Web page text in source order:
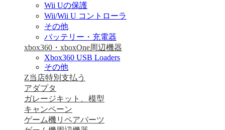
Wii Uの保護
Wii/Wii U コントローラ
その他
バッテリー・充電器
xbox360・xboxOne周辺機器
Xbox360 USB Loaders
その他
Z当店特別支払う
アダプタ
ガレージキット、模型
キャンペーン
ゲーム機リペアパーツ